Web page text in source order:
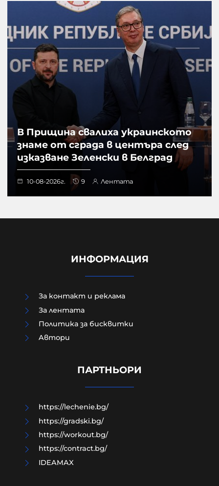
В Прищина свалиха украинското
знаме от сграда в центъра след
изказване Зеленски в Белград
10-08-2026г. 9 Лентата
Министърът на вътрешните
жестокото убийство в Пловдив
ИНФОРМАЦИЯ
За контакт и реклама
За лентата
Политика за бисквитки
Aвтори
ПАРТНЬОРИ
https://lechenie.bg/
https://gradski.bg/
https://workout.bg/
https://contract.bg/
IDEAMAX